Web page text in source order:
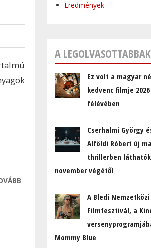
KAPCSOLATOSAN
KÖRNYEZETSZENNYEZŐ
SF6 GÁZ KIVEZETÉSE A
TARTALOMMAL
KAPCSOLATOSAN
Eredmények
A LEGOLVASOTTABBAK
Ez volt a magyar
kedvenc filmje
félévében
Cserhalmi György
Alföldi Róbert új
thrillerben láthatók
november végétől
A Bledi Nemzetközi
Filmfesztivál, a
Mommy Blue